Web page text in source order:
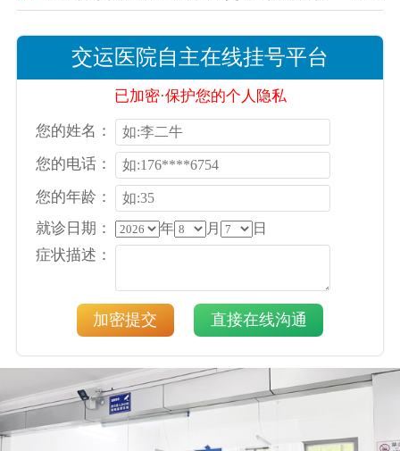
交运医院自主在线挂号平台
已加密·保护您的个人隐私
您的姓名：
您的电话：
您的年龄：
就诊日期：
年 月 日
症状描述：
加密提交 直接在线沟通